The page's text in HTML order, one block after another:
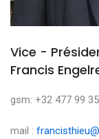
Vice -
Francis
gsm: +32 477 99
mail :